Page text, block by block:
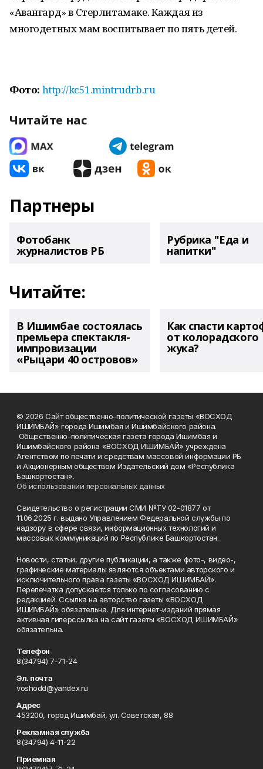
«Авангард» в Стерлитамаке. Каждая из
многодетных мам воспитывает по пять детей.
Фото: http://kc51.mintrudrb.ru
Читайте нас
Партнеры
Фотобанк
журналистов РБ
Рубрика "Еда и
напитки"
Читайте:
В Ишимбае состоялась
премьера спектакля-
импровизации
«Рыцари 40 островов»
Как спасти
от колорадского
жука?
© 2026 Сайт общественно-политической газеты «ВОСХОД
ИШИМБАЙ» города Ишимбая и Ишимбайского района.
Общественно-политическая газета города Ишимбая и
Ишимбайского района «ВОСХОД ИШИМБАЙ» учреждена
Агентством по печати и средствам массовой информации РБ
и Акционерным обществом Издательский дом «Республика
Башкортостан».
Об использовании персональных данных
Свидетельство о регистрации СМИ №ТУ 02-01877 от
11.06.2025 г. выдано Управлением Федеральной службы по
надзору в сфере связи, информационных технологий и
массовых коммуникаций по Республике Башкортостан.
Новости, статьи, другие публикации, а также фото-, видео-,
графические материалы являются объектами авторского и
исключительного права газеты «ВОСХОД ИШИМБАЙ».
Перепечатка допускается только по согласованию с
редакцией. Ссылка на авторство газеты «ВОСХОД
ИШИМБАЙ» обязательна. Для интернет-изданий прямая
активная гиперссылка на сайт газеты «ВОСХОД ИШИМБАЙ»
обязательна.
Телефон
8(34794) 7-71-24
Эл. почта
voshodd@yandex.ru
Адрес
453200, город Ишимбай, ул. Советская, 88
Рекламная служба
8(34794) 4-11-22
Приемная